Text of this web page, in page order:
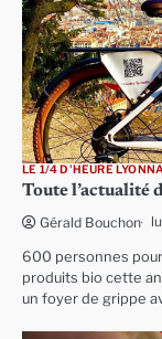
LE 1/4 D'HEURE
Toute l’actualité
Gérald Bouchon
600 personnes
produits bio cette
un foyer de grippe